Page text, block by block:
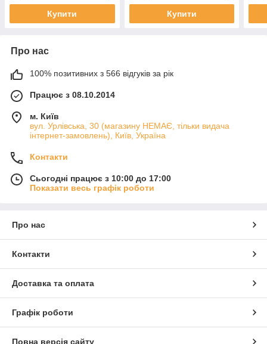
Купити Купити
Про нас
100% позитивних з 566 відгуків за рік
Працює з 08.10.2014
м. Київ
вул. Урлівська, 30 (магазину НЕМАЄ, тільки видача
інтернет-замовлень), Київ, Україна
Контакти
Сьогодні працює з 10:00 до 17:00
Показати весь графік роботи
Про нас
Контакти
Доставка та оплата
Графік роботи
Повна версія сайту